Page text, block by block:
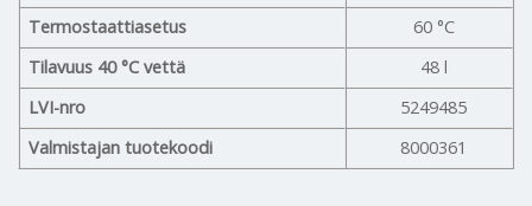
Termostaattiasetus
60 °C
Tilavuus 40 °C vettä
48 l
LVI-nro
5249485
Valmistajan tuotekoodi
8000361